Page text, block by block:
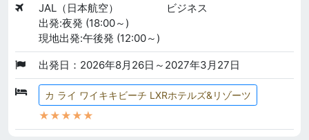
JAL（日本航空）
ビジネス
出発:夜発 (18:00～)
現地出発:午後発 (12:00～)
出発日：2026年8月26日～2027年3月27日
カ ライ ワイキキビーチ LXRホテルズ&リゾーツ
★★★★★